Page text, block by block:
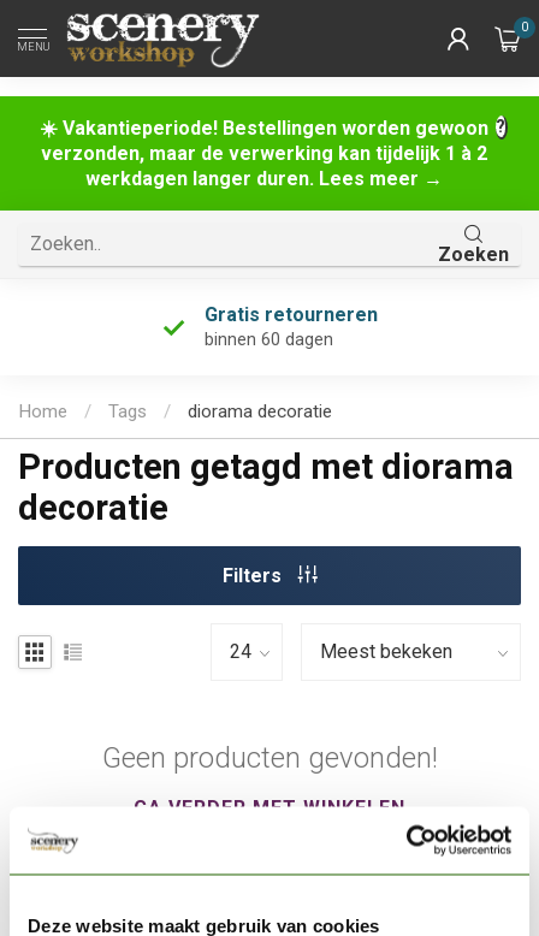
Deze website maakt gebruik van cookies
☀️ Vakantieperiode! Bestellingen worden gewoon
verzonden, maar de verwerking kan tijdelijk 1 à 2
werkdagen langer duren. Lees meer →
MENU
0
Zoeken
Gratis retourneren
binnen 60 dagen
Home / Tags / diorama decoratie
Producten getagd met diorama
decoratie
Filters
Geen producten gevonden!
GA VERDER MET WINKELEN